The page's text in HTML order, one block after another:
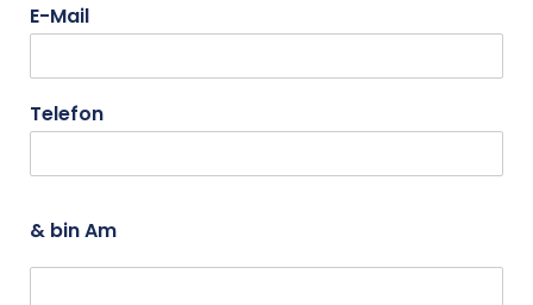
E-Mail
Telefon
& bin Am